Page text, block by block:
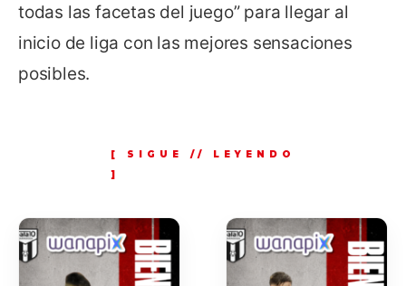
todas las facetas del juego” para llegar al
inicio de liga con las mejores sensaciones
posibles.